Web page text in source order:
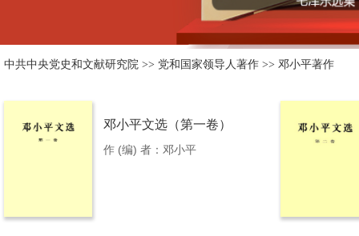
中共中央党史和文献研究院 >> 党和国家领导人著作 >> 邓小平著作
邓小平文选（第一卷）
作 (编) 者：邓小平